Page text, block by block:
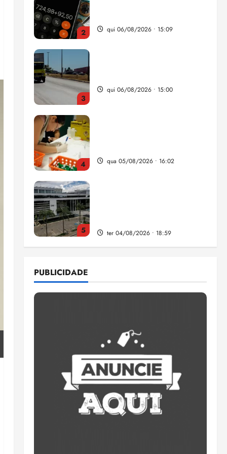
2 qui 06/08/2026 • 15:09
3
qui 06/08/2026 • 15:00
4 qua 05/08/2026 • 16:02
5 ter 04/08/2026 • 18:59
participação
qui 06/08/2026 • 15:18
2
da renda é comprometida
com dívidas
qui 06/08/2026 • 15:09
Entenda o que muda com a
nova Lei do Frete
qui 06/08/2026 • 15:00
PUBLICIDADE